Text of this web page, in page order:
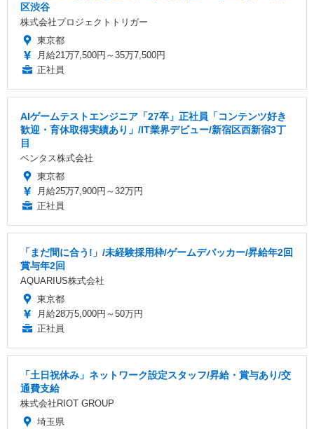
区渋谷
株式会社プロジェクトトリガー
東京都
月給21万7,500円～35万7,500円
正社員
AIゲームテストエンジニア「27卒」正社員「コンテンツ好き
歓迎・育休取得実績あり」/IT業界デビュー/新宿区西新宿3丁
目
ベンタス株式会社
東京都
月給25万7,900円～32万円
正社員
「まだ間に合う!」/未経験採用枠/ゲームデバッカー/昇給年2回
賞与年2回
AQUARIUS株式会社
東京都
月給28万5,000円～50万円
正社員
「土日祝休み」ネットワーク設定スタッフ/昇給・賞与あり/交
通費支給
株式会社RIOT GROUP
埼玉県